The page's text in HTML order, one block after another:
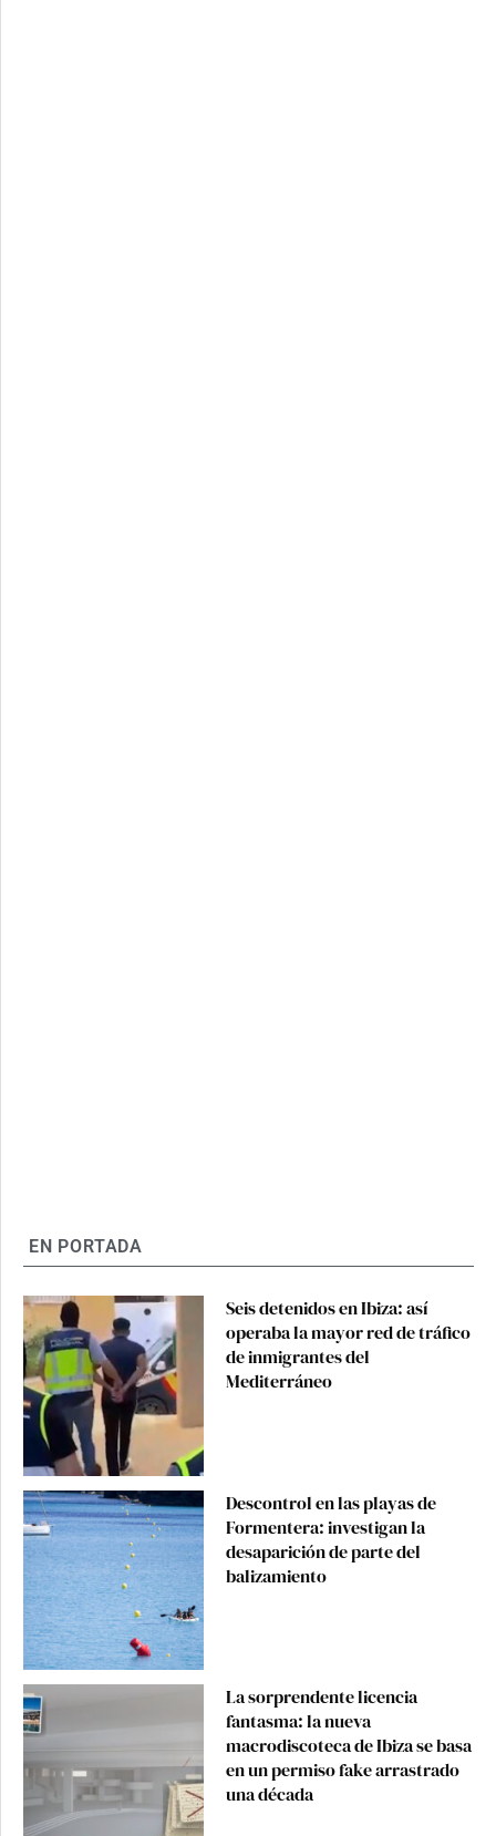
EN PORTADA
Seis detenidos en Ibiza: así
operaba la mayor red de tráfico
de inmigrantes del
Mediterráneo
Descontrol en las playas de
Formentera: investigan la
desaparición de parte del
balizamiento
La sorprendente licencia
fantasma: la nueva
macrodiscoteca de Ibiza se basa
en un permiso fake arrastrado
una década